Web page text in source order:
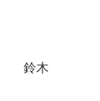
鈴木